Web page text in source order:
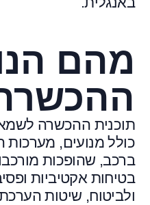
מהם
תוכנית ההכשרה
כולל מנועים,
ברכב, שהופכות
בטיחות אקטיביות
ולביטוח, שיטות הערכת